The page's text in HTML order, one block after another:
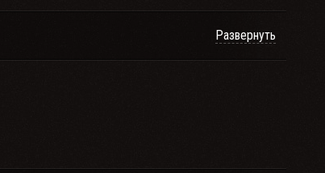
Развернуть